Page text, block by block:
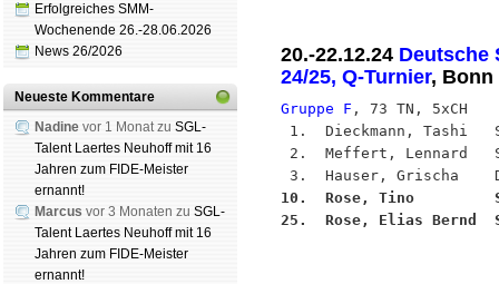
Erfolgreiches SMM-
Wochenende 26.-28.06.2026
News 26/2026
Neueste Kommentare
Nadine vor 1 Monat zu SGL-
Talent Laertes Neuhoff mit 16
Jahren zum FIDE-Meister
ernannt!
Marcus vor 3 Monaten zu SGL-
Talent Laertes Neuhoff mit 16
Jahren zum FIDE-Meister
ernannt!
20.-22.12.24 Deutsche
24/25, Q-Turnier, Bonn
Gruppe F , 73 TN, 5xCH
1.  Dieckmann, Tashi
2.  Meffert, Lennard
10.  Rose, Tino
25.  Rose, Elias Bernd